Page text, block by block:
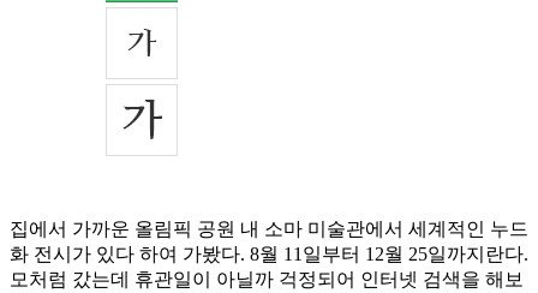
집에서 가까운 올림픽 공원 내 소마 미술관에서 세계적인 누드
화 전시가 있다 하여 가봤다. 8월 11일부터 12월 25일까지란다.
모처럼 갔는데 휴관일이 아닐까 걱정되어 인터넷 검색을 해보